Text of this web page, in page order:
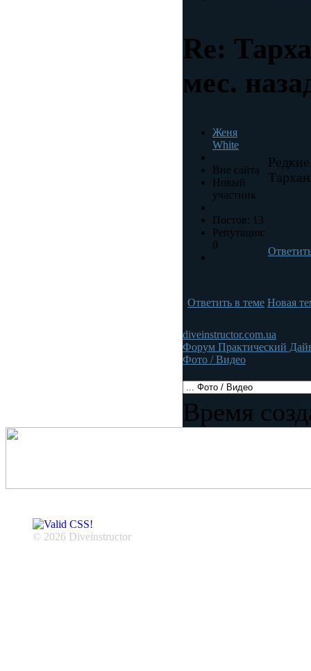
Re:
мес.
Женя
White
Вне сайта
Новый
участник
Постов: 13
Репутация:
0
Ответить в теме Новая
diveinstructor.com.ua
Форум Практический
Фото / Видео
Время
© 2026 Diveinstructor